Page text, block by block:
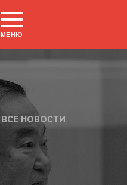
МЕНЮ
ВСЕ НОВОСТИ